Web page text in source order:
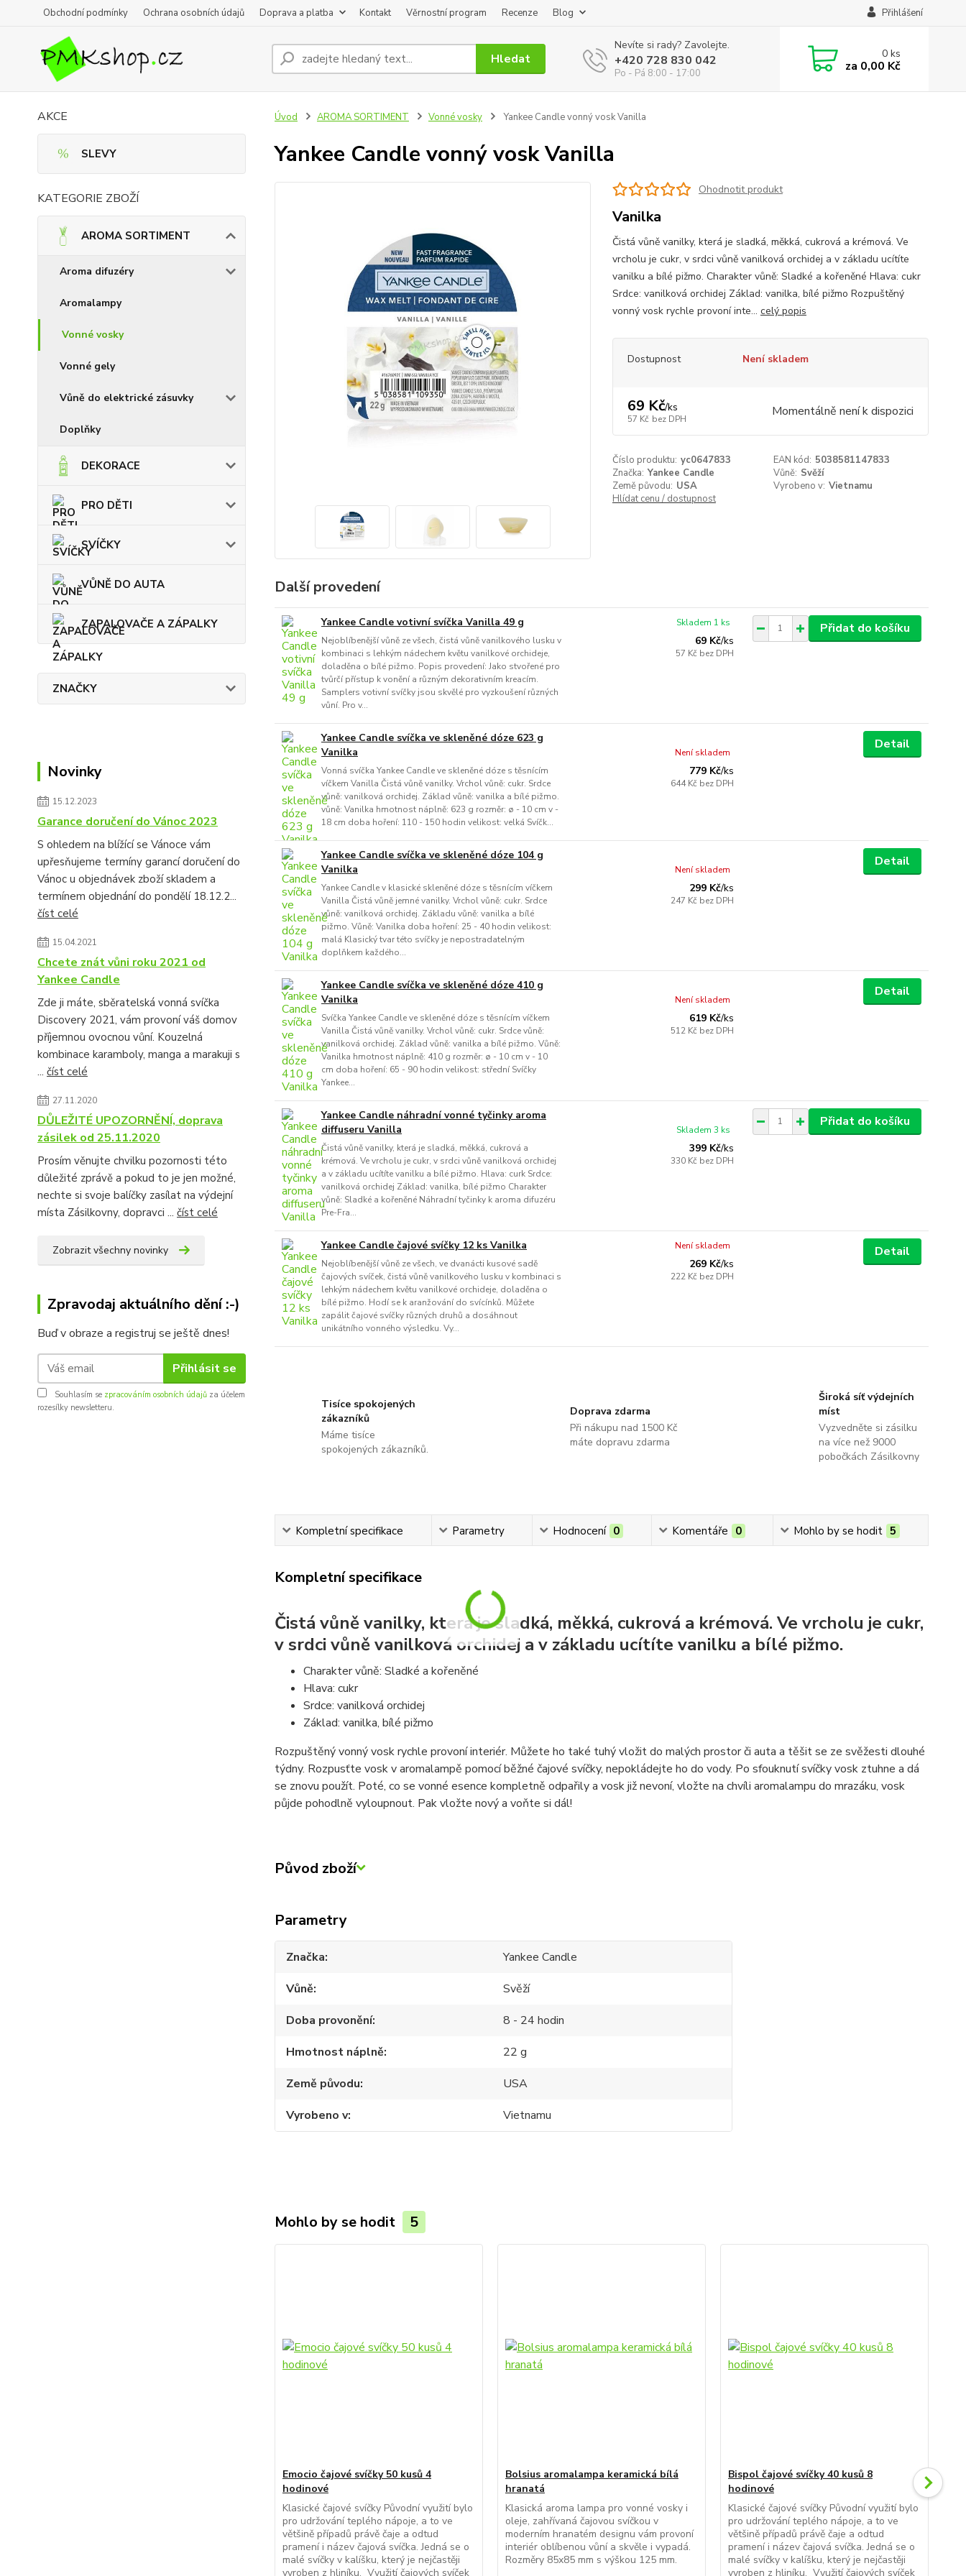
Obchodní podmínky Ochrana osobních údajů Doprava a platba Kontakt Věrnostní program Recenze Blog Přihlášení
Hledat
Nevíte si rady? Zavolejte.
+420 728 830 042
Po - Pá 8:00 - 17:00
0ks
za 0,00 Kč
AKCE
SLEVY
KATEGORIE ZBOŽÍ
AROMA SORTIMENT
Aroma difuzéry
Aromalampy
Vonné vosky
Vonné gely
Vůně do elektrické zásuvky
Doplňky
DEKORACE
PRO DĚTI
SVÍČKY
VŮNĚ DO AUTA
ZAPALOVAČE A ZÁPALKY
ZNAČKY
Novinky
15.12.2023
Garance doručení do Vánoc 2023
S ohledem na blížící se Vánoce vám
upřesňujeme termíny garancí doručení do
Vánoc u objednávek zboží skladem a
termínem objednání do pondělí 18.12.2...
číst celé
15.04.2021
Chcete znát vůni roku 2021 od
Yankee Candle
Zde ji máte, sběratelská vonná svíčka
Discovery 2021, vám provoní váš domov
příjemnou ovocnou vůní. Kouzelná
kombinace karamboly, manga a marakuji s
... číst celé
27.11.2020
DŮLEŽITÉ UPOZORNĚNÍ, doprava
zásilek od 25.11.2020
Prosím věnujte chvilku pozornosti této
důležité zprávě a pokud to je jen možné,
nechte si svoje balíčky zasílat na výdejní
místa Zásilkovny, dopravci ... číst celé
Zobrazit všechny novinky
Zpravodaj aktuálního dění :-)
Buď v obraze a registruj se ještě dnes!
Přihlásit se
Souhlasím se zpracováním osobních údajů za účelem
rozesílky newsletteru.
Úvod AROMA SORTIMENT Vonné vosky Yankee Candle vonný vosk Vanilla
Yankee Candle vonný vosk Vanilla
Ohodnotit produkt
Vanilka
Čistá vůně vanilky, která je sladká, měkká, cukrová a krémová. Ve
vrcholu je cukr, v srdci vůně vanilková orchidej a v základu ucítíte
vanilku a bílé pižmo. Charakter vůně: Sladké a kořeněné Hlava: cukr
Srdce: vanilková orchidej Základ: vanilka, bílé pižmo Rozpuštěný
vonný vosk rychle provoní inte... celý popis
Dostupnost Není skladem
69 Kč/ks
57 Kč bez DPH Momentálně není k dispozici
Číslo produktu: yc0647833 EAN kód: 5038581147833
Značka: Yankee Candle Vůně: Svěží
Země původu: USA Vyrobeno v: Vietnamu
Hlídat cenu / dostupnost
Další provedení
Yankee Candle votivní svíčka Vanilla 49 g
Nejoblíbenější vůně ze všech, čistá vůně vanilkového lusku v
kombinaci s lehkým nádechem květu vanilkové orchideje,
doladěna o bílé pižmo. Popis provedení: Jako stvořené pro
tvůrčí přístup k vonění a různým dekorativním kreacím.
Samplers votivní svíčky jsou skvělé pro vyzkoušení různých
vůní. Pro v...
69 Kč/ks
57 Kč bez DPH
Skladem 1 ks Přidat do košíku
Yankee Candle svíčka ve skleněné dóze 623 g
Vanilka
Vonná svíčka Yankee Candle ve skleněné dóze s těsnícím
víčkem Vanilla Čistá vůně vanilky. Vrchol vůně: cukr. Srdce
vůně: vanilková orchidej. Základ vůně: vanilka a bílé pižmo.
vůně: Vanilka hmotnost náplně: 623 g rozměr: ø - 10 cm v -
18 cm doba hoření: 110 - 150 hodin velikost: velká Svíčk...
779 Kč/ks
644 Kč bez DPH
Není skladem
Detail
Yankee Candle svíčka ve skleněné dóze 104 g
Vanilka
Yankee Candle v klasické skleněné dóze s těsnícím víčkem
Vanilla Čistá vůně jemné vanilky. Vrchol vůně: cukr. Srdce
vůně: vanilková orchidej. Základu vůně: vanilka a bílé
pižmo. Vůně: Vanilka doba hoření: 25 - 40 hodin velikost:
malá Klasický tvar této svíčky je nepostradatelným
doplňkem každého...
299 Kč/ks
247 Kč bez DPH
Není skladem
Detail
Yankee Candle svíčka ve skleněné dóze 410 g
Vanilka
Svíčka Yankee Candle ve skleněné dóze s těsnícím víčkem
Vanilla Čistá vůně vanilky. Vrchol vůně: cukr. Srdce vůně:
vanilková orchidej. Základ vůně: vanilka a bílé pižmo. Vůně:
Vanilka hmotnost náplně: 410 g rozměr: ø - 10 cm v - 10
cm doba hoření: 65 - 90 hodin velikost: střední Svíčky
Yankee...
619 Kč/ks
512 Kč bez DPH
Není skladem
Detail
Yankee Candle náhradní vonné tyčinky aroma
diffuseru Vanilla
Čistá vůně vanilky, která je sladká, měkká, cukrová a
krémová. Ve vrcholu je cukr, v srdci vůně vanilková orchidej
a v základu ucítíte vanilku a bílé pižmo. Hlava: curk Srdce:
vanilková orchidej Základ: vanilka, bílé pižmo Charakter
vůně: Sladké a kořeněné Náhradní tyčinky k aroma difuzéru
Pre-Fra...
399 Kč/ks
330 Kč bez DPH
Skladem 3 ks
Přidat do košíku
Yankee Candle čajové svíčky 12 ks Vanilka
Nejoblíbenější vůně ze všech, ve dvanácti kusové sadě
čajových svíček, čistá vůně vanilkového lusku v kombinaci s
lehkým nádechem květu vanilkové orchideje, doladěna o
bílé pižmo. Hodí se k aranžování do svícínků. Můžete
zapálit čajové svíčky různých druhů a dosáhnout
unikátního vonného výsledku. Vy...
269 Kč/ks
222 Kč bez DPH
Není skladem Detail
Tisíce spokojených
zákazníků
Máme tisíce
spokojených zákazníků.
Doprava zdarma
Při nákupu nad 1500 Kč
máte dopravu zdarma
Široká síť výdejních
míst
Vyzvedněte si zásilku
na více než 9000
pobočkách Zásilkovny
Kompletní specifikace Parametry Hodnocení 0 Komentáře 0 Mohlo by se hodit 5
Kompletní specifikace
Čistá vůně vanilky, která je sladká, měkká, cukrová a krémová. Ve vrcholu je cukr,
v srdci vůně vanilková orchidej a v základu ucítíte vanilku a bílé pižmo.
Charakter vůně: Sladké a kořeněné
Hlava: cukr
Srdce: vanilková orchidej
Základ: vanilka, bílé pižmo
Rozpuštěný vonný vosk rychle provoní interiér. Můžete ho také tuhý vložit do malých prostor či auta a těšit se ze svěžesti dlouhé
týdny. Rozpusťte vosk v aromalampě pomocí běžné čajové svíčky, nepokládejte ho do vody. Po sfouknutí svíčky vosk ztuhne a dá
se znovu použít. Poté, co se vonné esence kompletně odpařily a vosk již nevoní, vložte na chvíli aromalampu do mrazáku, vosk
půjde pohodlně vyloupnout. Pak vložte nový a voňte si dál!
Původ zboží
Parametry
Značka
Yankee Candle
Vůně
Svěží
Doba provonění
8 - 24 hodin
Hmotnost náplně
22 g
Země původu
USA
Vyrobeno v
Vietnamu
Mohlo by se hodit 5
Emocio čajové svíčky 50 kusů 4
hodinové
Klasické čajové svíčky Původní využití bylo
pro udržování teplého nápoje, a to ve
většině případů právě čaje a odtud
pramení i název čajová svíčka. Jedná se o
malé svíčky v kalíšku, který je nejčastěji
vyroben z hliníku. Využití čajových svíček
Bolsius aromalampa keramická bílá
hranatá
Klasická aroma lampa pro vonné vosky i
oleje, zahřívaná čajovou svíčkou v
moderním hranatém designu vám provoní
interiér oblíbenou vůní a skvěle i vypadá.
Rozměry 85x85 mm s výškou 125 mm.
Bispol čajové svíčky 40 kusů 8
hodinové
Klasické čajové svíčky Původní využití bylo
pro udržování teplého nápoje, a to ve
většině případů právě čaje a odtud
pramení i název čajová svíčka. Jedná se o
malé svíčky v kalíšku, který je nejčastěji
vyroben z hliníku. Využití čajových svíček